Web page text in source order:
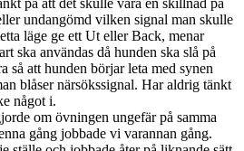
undangömd vilken signal man skulle
läge ge ett Ut eller Back, menar
ska användas då hunden ska slå på
så att hunden börjar leta med synen
blåser närsökssignal. Har aldrig tänkt
något i.
om övningen ungefär på samma
gång jobbade vi varannan gång.